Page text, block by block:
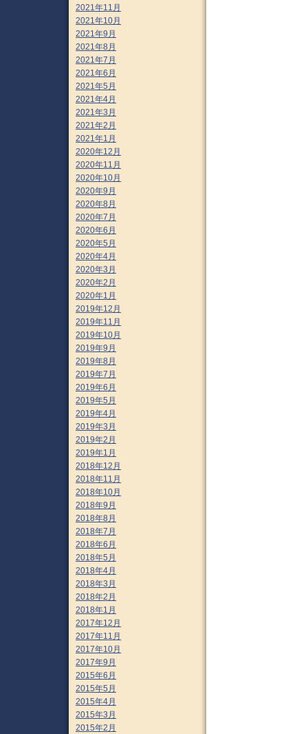
2021年11月
2021年10月
2021年9月
2021年8月
2021年7月
2021年6月
2021年5月
2021年4月
2021年3月
2021年2月
2021年1月
2020年12月
2020年11月
2020年10月
2020年9月
2020年8月
2020年7月
2020年6月
2020年5月
2020年4月
2020年3月
2020年2月
2020年1月
2019年12月
2019年11月
2019年10月
2019年9月
2019年8月
2019年7月
2019年6月
2019年5月
2019年4月
2019年3月
2019年2月
2019年1月
2018年12月
2018年11月
2018年10月
2018年9月
2018年8月
2018年7月
2018年6月
2018年5月
2018年4月
2018年3月
2018年2月
2018年1月
2017年12月
2017年11月
2017年10月
2017年9月
2015年6月
2015年5月
2015年4月
2015年3月
2015年2月